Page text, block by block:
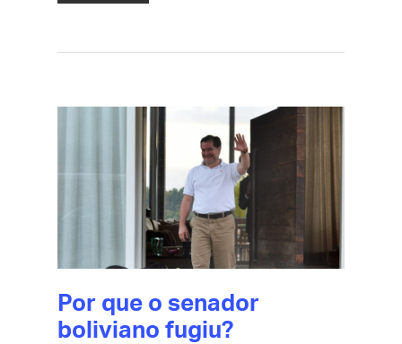
Por que o senador
boliviano fugiu?